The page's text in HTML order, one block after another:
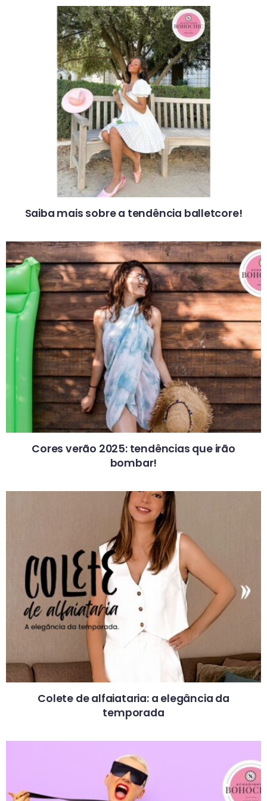
Saiba mais sobre a tendência balletcore!
Cores verão 2025: tendências que irão
bombar!
Colete de alfaiataria: a elegância da
temporada